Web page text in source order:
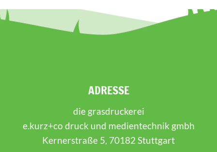
ADRESSE
die grasdruckerei
e.kurz+co druck und medientechnik gmbh
Kernerstraße 5, 70182 Stuttgart